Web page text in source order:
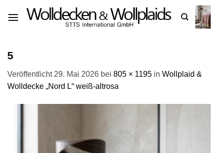
Inhalt
5
Veröffentlicht 29. Mai 2026 bei 805 × 1195 in Wollplaid &
Wolldecke „Nord L“ weiß-altrosa